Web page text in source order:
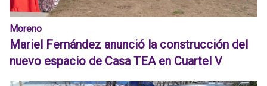
Moreno
Mariel Fernández anunció la construcción del
nuevo espacio de Casa TEA en Cuartel V